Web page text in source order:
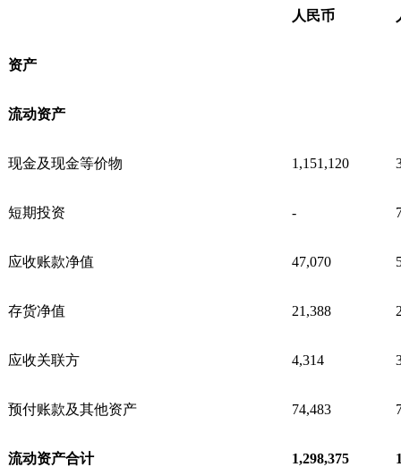
人民币
资产
流动资产
现金及现金等价物 1,151,120
短期投资 -
应收账款净值 47,070
存货净值 21,388
应收关联方 4,314
预付账款及其他资产 74,483
流动资产合计 1,298,375